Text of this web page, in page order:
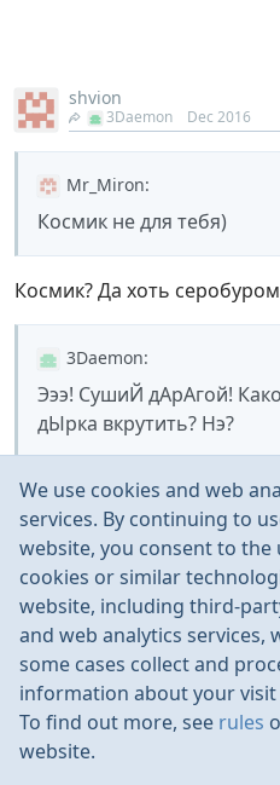
shvion
3Daemon Dec 2016
Mr_Miron:
Космик не для тебя)
Космик? Да хоть
3Daemon:
Эээ! СушиЙ дАрАгой!
дЫрка вкрутить? Нэ?
Нэ. Тама, гдэ ана у мэнэ -
3Daemon
shvion Dec 2016
shvion:
стяжки на красном
We use cookies and web
services. By continuing to
website, you consent to the
cookies or similar
website, including third-
and web analytics services,
some cases collect and
information about your visit
To find out more, see rules
website.